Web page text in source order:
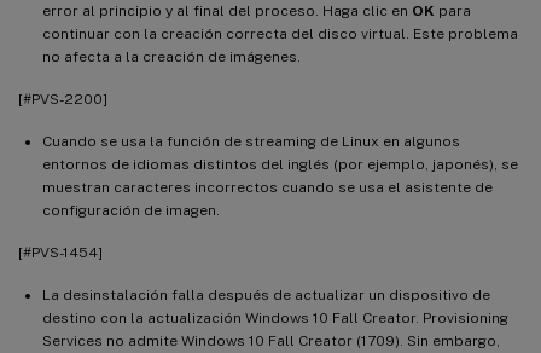
error al principio y al final del proceso. Haga clic en OK para
continuar con la creación correcta del disco virtual. Este problema
no afecta a la creación de imágenes.
[#PVS-2200]
Cuando se usa la función de streaming de Linux en algunos
entornos de idiomas distintos del inglés (por ejemplo, japonés), se
muestran caracteres incorrectos cuando se usa el asistente de
configuración de imagen.
[#PVS-1454]
La desinstalación falla después de actualizar un dispositivo de
destino con la actualización Windows 10 Fall Creator. Provisioning
Services no admite Windows 10 Fall Creator (1709). Sin embargo,